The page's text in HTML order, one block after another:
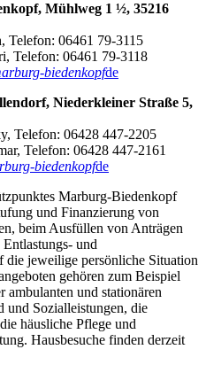
Mühlweg 1 ½, 35216
Telefon: 06461 79-3115
Telefon: 06461 79-3118
biedenkopfde
Niederkleiner Straße 5,
Telefon: 06428 447-2205
Telefon: 06428 447-2161
biedenkopfde
Marburg-Biedenkopf
und Finanzierung von
beim Ausfüllen von Anträgen
und
die jeweilige persönliche Situation
gehören zum Beispiel
ambulanten und stationären
und Sozialleistungen, die
häusliche Pflege und
Hausbesuche finden derzeit